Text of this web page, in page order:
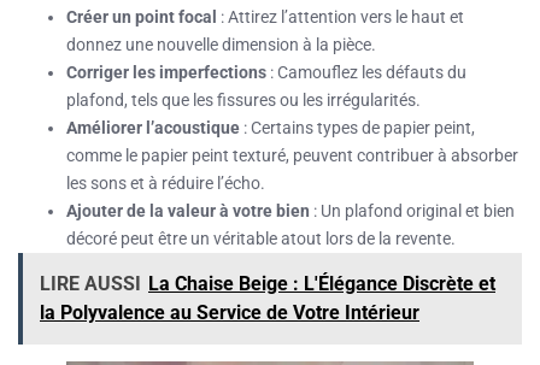
Créer un point focal : Attirez l’attention vers le haut et
donnez une nouvelle dimension à la pièce.
Corriger les imperfections : Camouflez les défauts du
plafond, tels que les fissures ou les irrégularités.
Améliorer l’acoustique : Certains types de papier peint,
comme le papier peint texturé, peuvent contribuer à absorber
les sons et à réduire l’écho.
Ajouter de la valeur à votre bien : Un plafond original et bien
décoré peut être un véritable atout lors de la revente.
LIRE AUSSI La Chaise Beige : L'Élégance Discrète et
la Polyvalence au Service de Votre Intérieur